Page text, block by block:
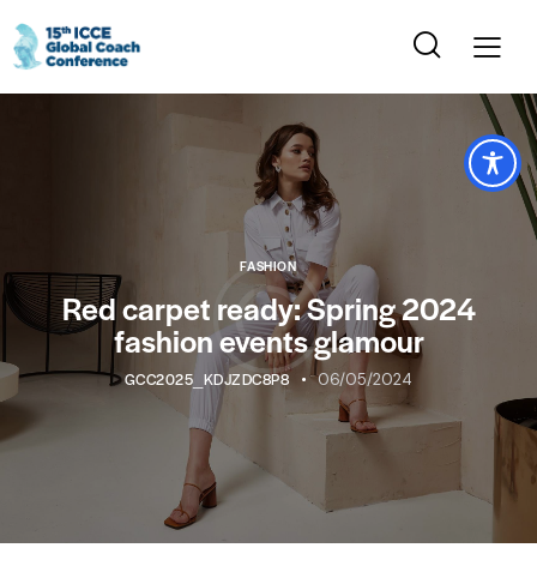
FASHION
Red carpet ready: Spring 2024
fashion events glamour
GCC2025_KDJZDC8P8 06/05/2024